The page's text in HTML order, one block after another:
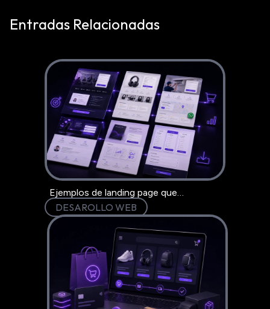
Entradas Relacionadas
Ejemplos de landing page que
convierten: 6 modelo
DESAROLLO WEB